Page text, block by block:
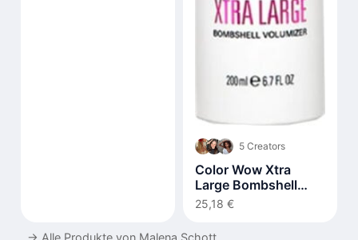
5 Creators
Color Wow Xtra
Large Bombshell
Volumizer 200 ml
25,18 €
→ Alle Produkte von Malena Schott